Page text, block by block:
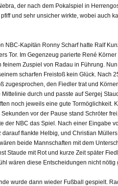
der nach dem Pokalspiel in
und sehr unsicher wirkte, wobei auch
NBC-Kapitän Ronny Scharf hatte Ralf
Tor. Im Gegenzeug parierte René
feinem Zuspiel von Radau in Führung.
scharfen Freistoß kein Glück. Nach
zugesprochen, den Fiedler trat und
durch und passte auf Sergej
noch jeweils eine gute Tormöglichkeit.
vor der Pause stand Schröter
der NBC das Spiel. Nach einer Eingabe
flankte Helbig, und Christian
beide Mannschaften mit dem
Staude mit Rot und kurze Zeit später
wären diese Entscheidungen nicht nötig
wurde dann wieder Fußball gespielt.